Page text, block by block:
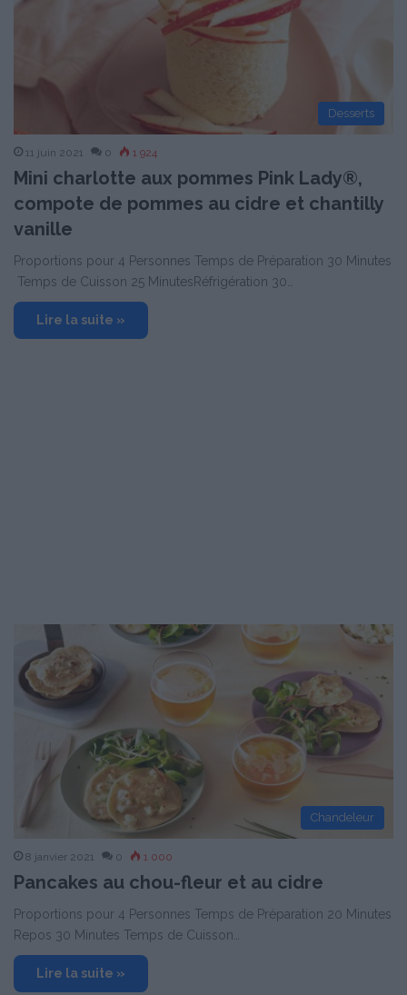
Desserts
11 juin 2021 0 1 924
Mini charlotte aux pommes Pink Lady®,
compote de pommes au cidre et chantilly
vanille
Proportions pour 4 Personnes Temps de Préparation 30 Minutes
Temps de Cuisson 25 MinutesRéfrigération 30…
Lire la suite »
Chandeleur
8 janvier 2021 0 1 000
Pancakes au chou-fleur et au cidre
Proportions pour 4 Personnes Temps de Préparation 20 Minutes
Repos 30 Minutes Temps de Cuisson…
Lire la suite »